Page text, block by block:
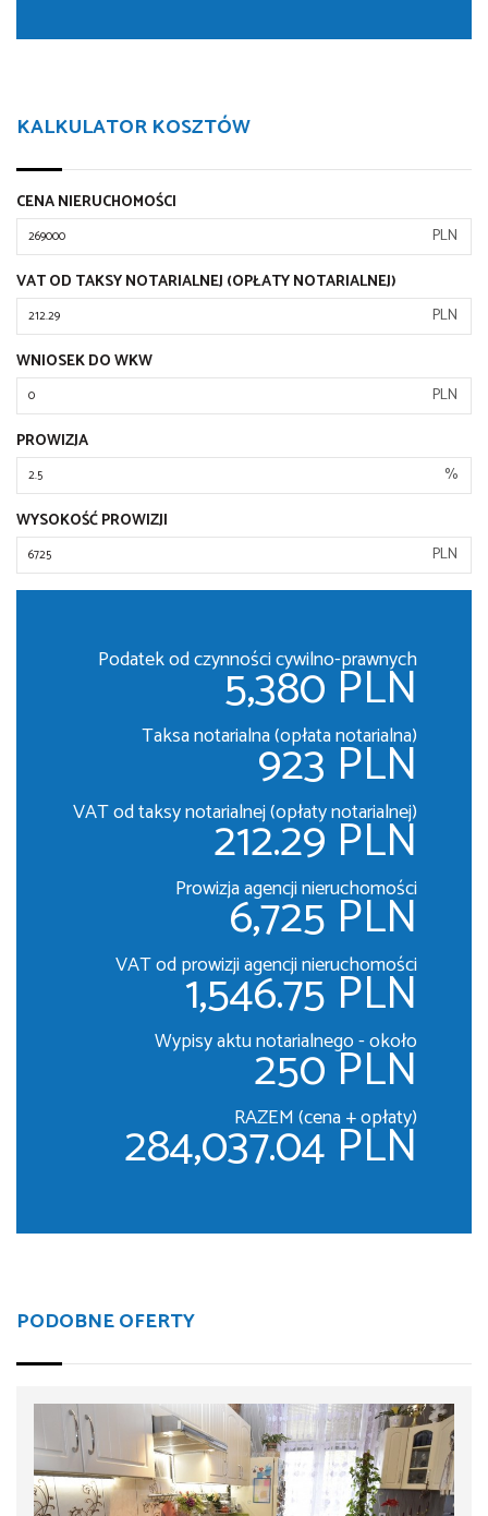
KALKULATOR KOSZTÓW
CENA NIERUCHOMOŚCI
PLN
VAT OD TAKSY NOTARIALNEJ (OPŁATY NOTARIALNEJ)
PLN
WNIOSEK DO WKW
PLN
PROWIZJA
%
WYSOKOŚĆ PROWIZJI
PLN
Podatek od czynności cywilno-prawnych
5,380 PLN
Taksa notarialna (opłata notarialna)
923 PLN
VAT od taksy notarialnej (opłaty notarialnej)
212.29 PLN
Prowizja agencji nieruchomości
6,725 PLN
VAT od prowizji agencji nieruchomości
1,546.75 PLN
Wypisy aktu notarialnego - około
250 PLN
RAZEM (cena + opłaty)
284,037.04 PLN
PODOBNE OFERTY